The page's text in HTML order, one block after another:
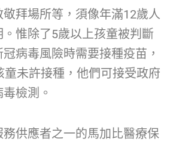
拜場所等，須像年滿12歲人
惟除了5歲以上孩童被判斷
病毒風險時需要接種疫苗，
童未許接種，他們可接受政府
檢測。
供應者之一的馬加比醫療保